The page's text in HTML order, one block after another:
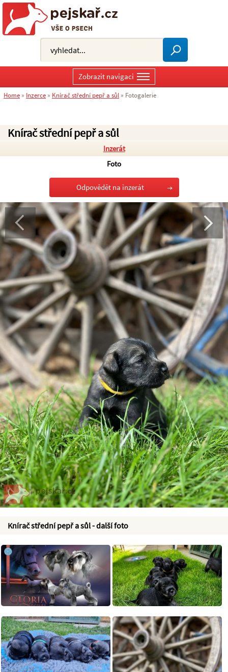
Knírač střední pepř a sůl
Inzerát
Foto
Odpovědět na inzerát
Knírač střední pepř a sůl - další foto
Zobrazit navigaci
Home » Inzerce » Knírač střední pepř a sůl » Fotogalerie